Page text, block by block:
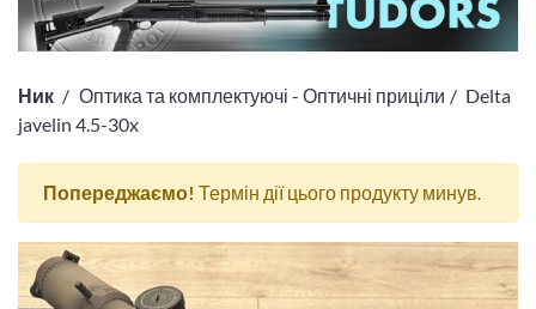
Ник Оптика та комплектуючі - Оптичні приціли
Delta
javelin 4.5-30x
Попереджаємо! Термін дії цього продукту минув.